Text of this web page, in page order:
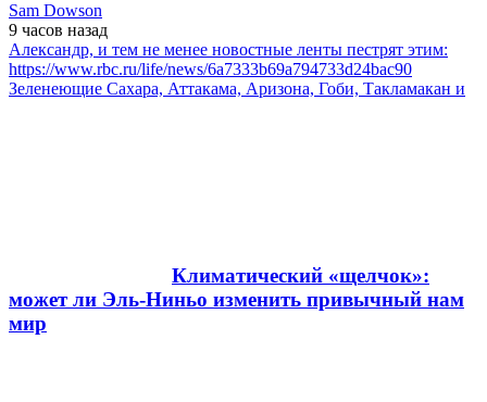
Sam Dowson
9 часов назад
Александр, и тем не менее новостные ленты пестрят этим:
https://www.rbc.ru/life/news/6a7333b69a794733d24bac90
Зеленеющие Сахара, Аттакама, Аризона, Гоби, Такламакан и
Климатический «щелчок»:
может ли Эль-Ниньо изменить привычный нам
мир